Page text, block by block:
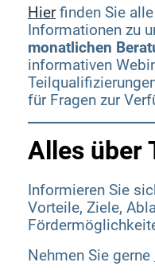
Programm zur
Hierfinden Sie
Informationen zu
monatlichen
informativen
für Fragen zur
Alles über
Informieren Sie
Vorteile, Ziele,
Nehmen Sie gerne